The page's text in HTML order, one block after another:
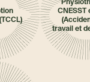
CNESST
travail et